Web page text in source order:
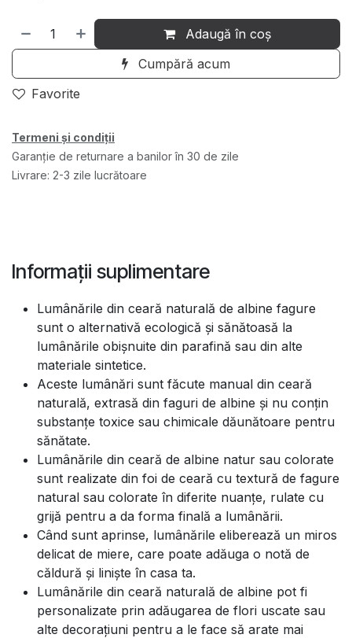
Adaugă în coș
Cumpără acum
Favorite
Termeni și condiții
Garanție de returnare a banilor în 30 de zile
Livrare: 2-3 zile lucrătoare
Informații suplimentare
Lumânările din ceară naturală de albine fagure
sunt o alternativă ecologică și sănătoasă la
lumânările obișnuite din parafină sau din alte
materiale sintetice.
Aceste lumânări sunt făcute manual din ceară
naturală, extrasă din faguri de albine și nu conțin
substanțe toxice sau chimicale dăunătoare pentru
sănătate.
Lumânările din ceară de albine natur sau colorate
sunt realizate din foi de ceară cu textură de fagure
natural sau colorate în diferite nuanțe, rulate cu
grijă pentru a da forma finală a lumânării.
Când sunt aprinse, lumânările eliberează un miros
delicat de miere, care poate adăuga o notă de
căldură și liniște în casa ta.
Lumânările din ceară naturală de albine pot fi
personalizate prin adăugarea de flori uscate sau
alte decorațiuni pentru a le face să arate mai